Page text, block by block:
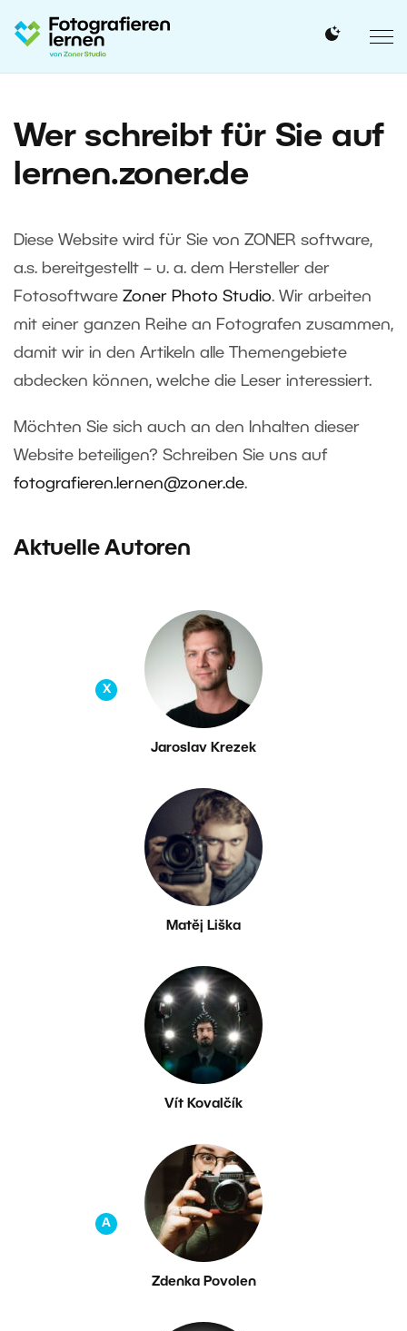
Wer schreibt für Sie auf
lernen.zoner.de
Diese Website wird für Sie von ZONER software,
a.s. bereitgestellt – u. a. dem Hersteller der
Fotosoftware Zoner Photo Studio. Wir arbeiten
mit einer ganzen Reihe an Fotografen zusammen,
damit wir in den Artikeln alle Themengebiete
abdecken können, welche die Leser interessiert.
Möchten Sie sich auch an den Inhalten dieser
Website beteiligen? Schreiben Sie uns auf
fotografieren.lernen@zoner.de.
Aktuelle Autoren
X
Jaroslav Krezek
Matěj Liška
Vít Kovalčík
A
Zdenka Povolen